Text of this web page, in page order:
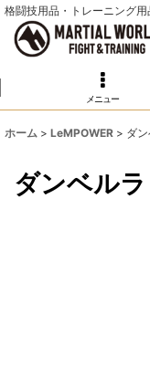
格闘技用品・トレーニング
メニュー
ホーム > LeMPOWER > ダ
ダンベル